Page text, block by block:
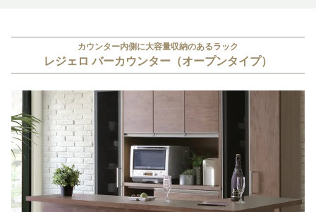
カウンター内側に大容量収納のあるラック
レジェロ バーカウンター（オープンタイプ）